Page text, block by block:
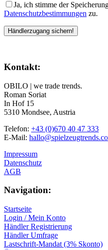
Ja, ich stimme der
Datenschutzbestimmungen zu.
Kontakt:
OBILO | we trade trends.
Roman Soriat
In Hof 15
5310 Mondsee, Austria
Telefon: +43 (0)670 40 47 333
E-Mail:
Impressum
Datenschutz
AGB
Navigation:
Startseite
Login / Mein Konto
Händler Registrierung
Händler Umfrage
Lastschrift-Mandat (3% Skonto)